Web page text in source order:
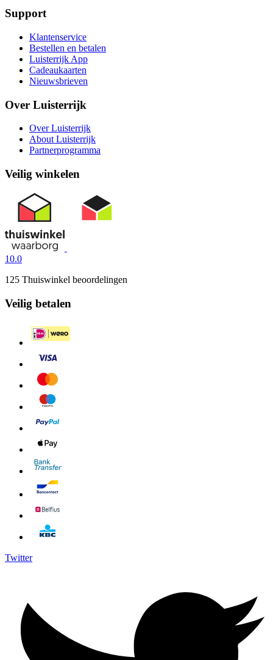
Support
Klantenservice
Bestellen en betalen
Luisterrijk App
Cadeaukaarten
Nieuwsbrieven
Over Luisterrijk
Over Luisterrijk
About Luisterrijk
Partnerprogramma
Veilig winkelen
10.0
125 Thuiswinkel beoordelingen
Veilig betalen
Twitter